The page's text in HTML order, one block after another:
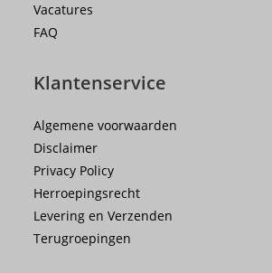
Vacatures
FAQ
Klantenservice
Algemene voorwaarden
Disclaimer
Privacy Policy
Herroepingsrecht
Levering en Verzenden
Terugroepingen